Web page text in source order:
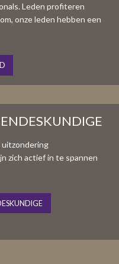
Leden profiteren
onze leden hebben een
uitzondering
zich actief in te spannen